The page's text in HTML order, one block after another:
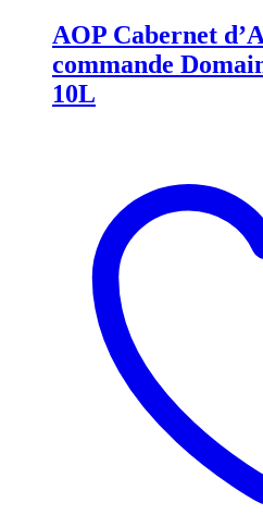
AOP Cabernet
commande
10L